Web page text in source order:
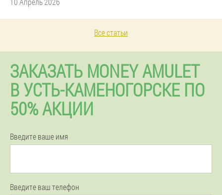
Все статьи
ЗАКАЗАТЬ MONEY AMULET
В УСТЬ-КАМЕНОГОРСКЕ ПО
50% АКЦИИ
Введите ваше имя
Введите ваш телефон